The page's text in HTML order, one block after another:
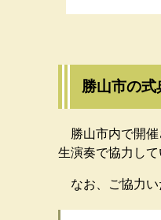
勝山市の
勝山市内で開催
生演奏で協力し
なお、ご協力い